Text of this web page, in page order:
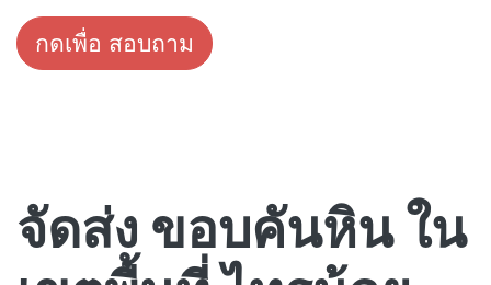
กดเพื่อ สอบถาม
จัดส่ง ขอบคันหิน ใน